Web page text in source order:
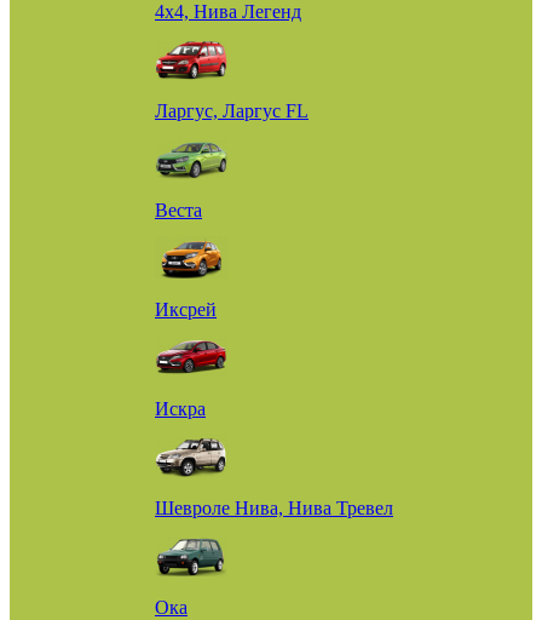
4х4, Нива Легенд
Ларгус, Ларгус FL
Веста
Иксрей
Искра
Шевроле Нива, Нива Тревел
Ока